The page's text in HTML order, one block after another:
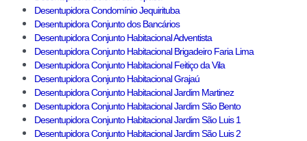
Desentupidora Condomínio Jequirituba
Desentupidora Conjunto dos Bancários
Desentupidora Conjunto Habitacional Adventista
Desentupidora Conjunto Habitacional Brigadeiro Faria Lima
Desentupidora Conjunto Habitacional Feitiço da Vila
Desentupidora Conjunto Habitacional Grajaú
Desentupidora Conjunto Habitacional Jardim Martinez
Desentupidora Conjunto Habitacional Jardim São Bento
Desentupidora Conjunto Habitacional Jardim São Luis 1
Desentupidora Conjunto Habitacional Jardim São Luis 2